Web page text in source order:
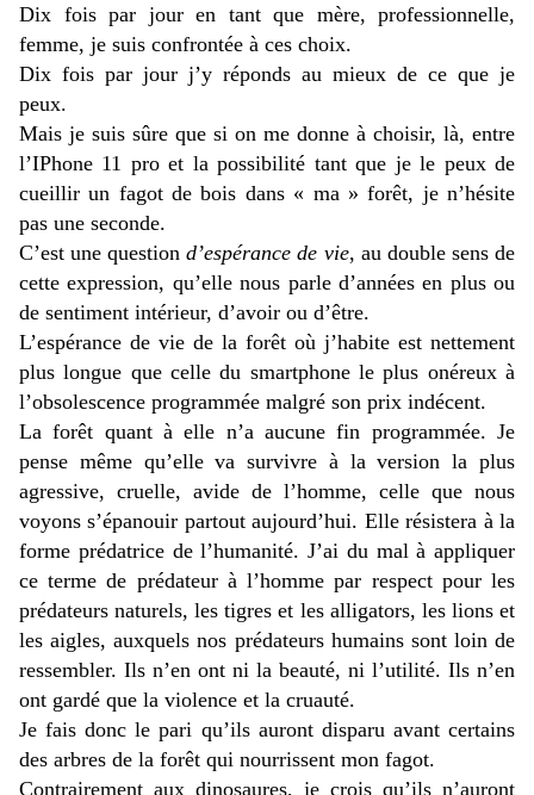
Dix fois par jour en tant que mère, professionnelle,
femme, je suis confrontée à ces choix.
Dix fois par jour j’y réponds au mieux de ce que je
peux.
Mais je suis sûre que si on me donne à choisir, là, entre
l’IPhone 11 pro et la possibilité tant que je le peux de
cueillir un fagot de bois dans « ma » forêt, je n’hésite
pas une seconde.
C’est une questiond’espérance de vie, au double sens de
cette expression, qu’elle nous parle d’années en plus ou
de sentiment intérieur, d’avoir ou d’être.
L’espérance de vie de la forêt où j’habite est nettement
plus longue que celle du smartphone le plus onéreux à
l’obsolescence programmée malgré son prix indécent.
La forêt quant à elle n’a aucune fin programmée. Je
pense même qu’elle va survivre à la version la plus
agressive, cruelle, avide de l’homme, celle que nous
voyons s’épanouir partout aujourd’hui. Elle résistera à la
forme prédatrice de l’humanité. J’ai du mal à appliquer
ce terme de prédateur à l’homme par respect pour les
prédateurs naturels, les tigres et les alligators, les lions et
les aigles, auxquels nos prédateurs humains sont loin de
ressembler. Ils n’en ont ni la beauté, ni l’utilité. Ils n’en
ont gardé que la violence et la cruauté.
Je fais donc le pari qu’ils auront disparu avant certains
des arbres de la forêt qui nourrissent mon fagot.
Contrairement aux dinosaures, je crois qu’ils n’auront